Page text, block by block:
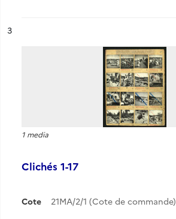
n°
3
1 media
Clichés 1-17
Cote 21MA/2/1 (Cote de commande)